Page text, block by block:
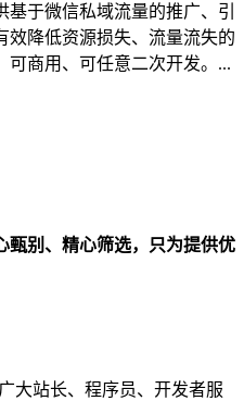
于微信私域流量的推广、引
效降低资源损失、流量流失的
可商用、可任意二次开发。...
甄别、精心筛选，只为提供优
大站长、程序员、开发者服